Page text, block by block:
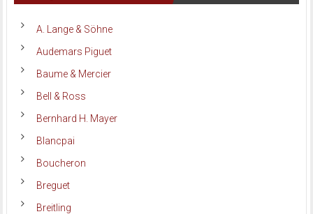
A. Lange & Söhne
Audemars Piguet
Baume & Mercier
Bell & Ross
Bernhard H. Mayer
Blancpai
Boucheron
Breguet
Breitling